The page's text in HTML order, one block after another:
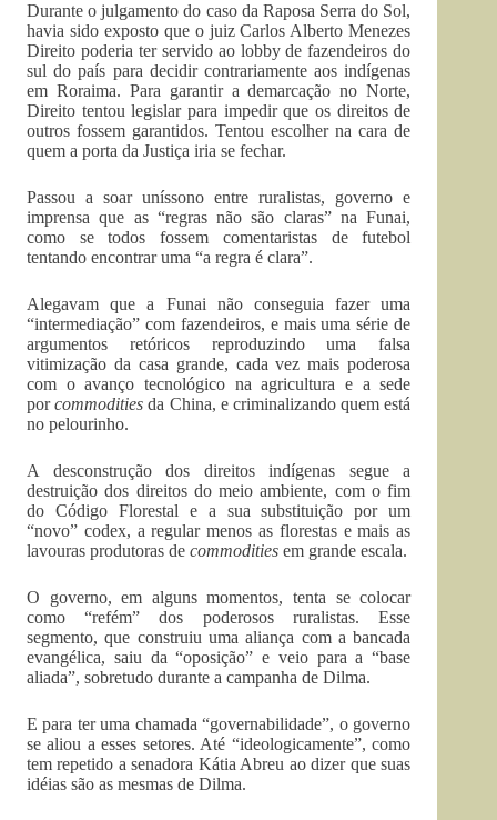
Durante o julgamento do caso da Raposa Serra do Sol,
havia sido exposto que o juiz Carlos Alberto Menezes
Direito poderia ter servido ao lobby de fazendeiros do
sul do país para decidir contrariamente aos indígenas
em Roraima. Para garantir a demarcação no Norte,
Direito tentou legislar para impedir que os direitos de
outros fossem garantidos. Tentou escolher na cara de
quem a porta da Justiça iria se fechar.
Passou a soar uníssono entre ruralistas, governo e
imprensa que as “regras não são claras” na Funai,
como se todos fossem comentaristas de futebol
tentando encontrar uma “a regra é clara”.
Alegavam que a Funai não conseguia fazer uma
“intermediação” com fazendeiros, e mais uma série de
argumentos retóricos reproduzindo uma falsa
vitimização da casa grande, cada vez mais poderosa
com o avanço tecnológico na agricultura e a sede
porcommodities da China, e criminalizando quem está
no pelourinho.
A desconstrução dos direitos indígenas segue a
destruição dos direitos do meio ambiente, com o fim
do Código Florestal e a sua substituição por um
“novo” codex, a regular menos as florestas e mais as
lavouras produtoras de commodities em grande escala.
O governo, em alguns momentos, tenta se colocar
como “refém” dos poderosos ruralistas. Esse
segmento, que construiu uma aliança com a bancada
evangélica, saiu da “oposição” e veio para a “base
aliada”, sobretudo durante a campanha de Dilma.
E para ter uma chamada “governabilidade”, o governo
se aliou a esses setores. Até “ideologicamente”, como
tem repetido a senadora Kátia Abreu ao dizer que suas
idéias são as mesmas de Dilma.